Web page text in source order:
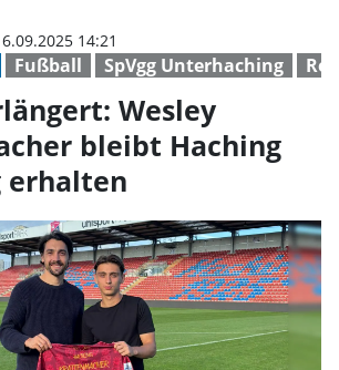
Fußball SpVgg Unterhaching
14:21
Wesley
bleibt Haching
erhalten